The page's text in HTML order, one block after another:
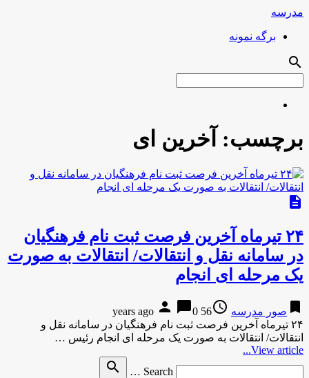
مدرسه
برگه نمونه
search
برچسب: آخرین ای
description
۲۴ تیرماه آخرین فرصت ثبت نام فرهنگیان
در سامانه نقل و انتقالات/ انتقالات به صورت
یک مرحله ای انجام
bookmark صور مدرسه access_time
56 years ago
person chat_bubble0
۲۴ تیرماه آخرین فرصت ثبت نام فرهنگیان در سامانه نقل و
انتقالات/ انتقالات به صورت یک مرحله ای انجام رئیس …
View article...
Search …
search